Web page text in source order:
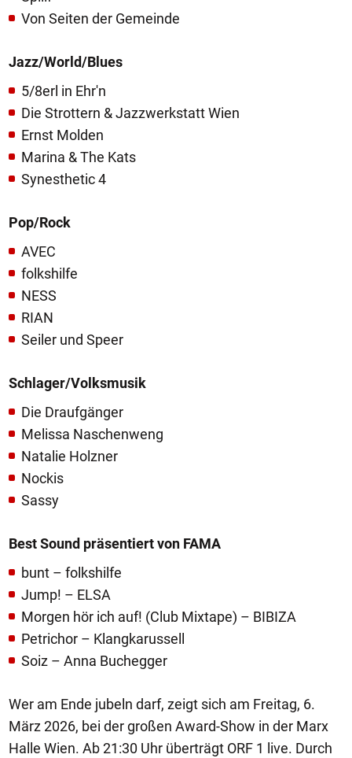
Von Seiten der Gemeinde
Jazz/World/Blues
5/8erl in Ehr'n
Die Strottern & Jazzwerkstatt Wien
Ernst Molden
Marina & The Kats
Synesthetic 4
Pop/Rock
AVEC
folkshilfe
NESS
RIAN
Seiler und Speer
Schlager/Volksmusik
Die Draufgänger
Melissa Naschenweng
Natalie Holzner
Nockis
Sassy
Best Sound präsentiert von FAMA
bunt – folkshilfe
Jump! – ELSA
Morgen hör ich auf! (Club Mixtape) – BIBIZA
Petrichor – Klangkarussell
Soiz – Anna Buchegger
Wer am Ende jubeln darf, zeigt sich am Freitag, 6.
März 2026, bei der großen Award-Show in der Marx
Halle Wien. Ab 21:30 Uhr überträgt ORF 1 live. Durch